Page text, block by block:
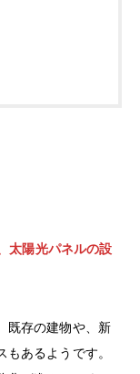
太陽光パネルの設
既存の建物や、新
あるようです。